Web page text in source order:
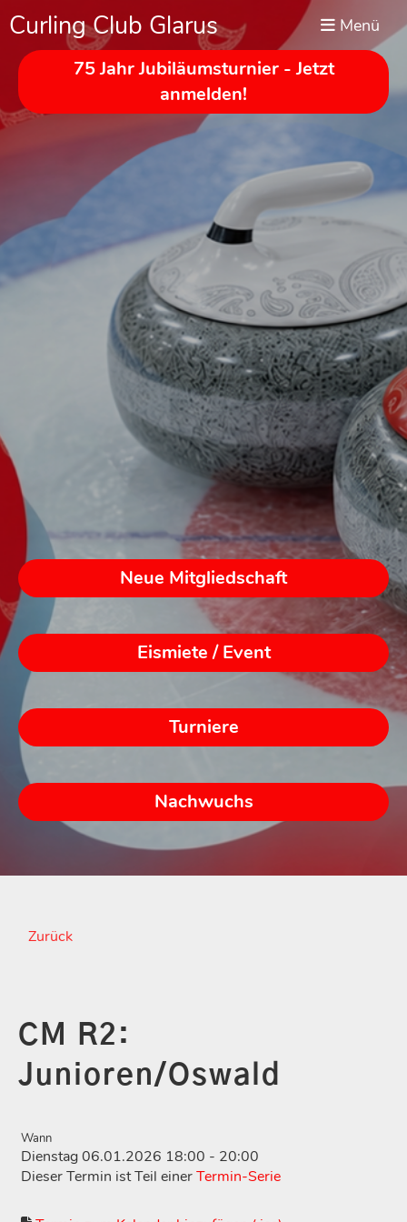
Curling Club Glarus Menü
75 Jahr Jubiläumsturnier - Jetzt
anmelden!
Neue Mitgliedschaft
Eismiete / Event
Turniere
Nachwuchs
Zurück
CM R2:
Junioren/Oswald
Wann
Dienstag 06.01.2026 18:00 - 20:00
Dieser Termin ist Teil einerTermin-Serie